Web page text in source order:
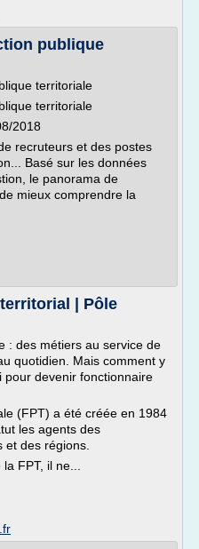
publique
territoriale
territoriale
2018
recruteurs et des postes
Basé sur les données
le panorama de
mieux comprendre la
| Pôle
: des métiers au service de
quotidien. Mais comment y
devenir fonctionnaire
(FPT) a été créée en 1984
les agents des
des régions.
FPT, il ne...